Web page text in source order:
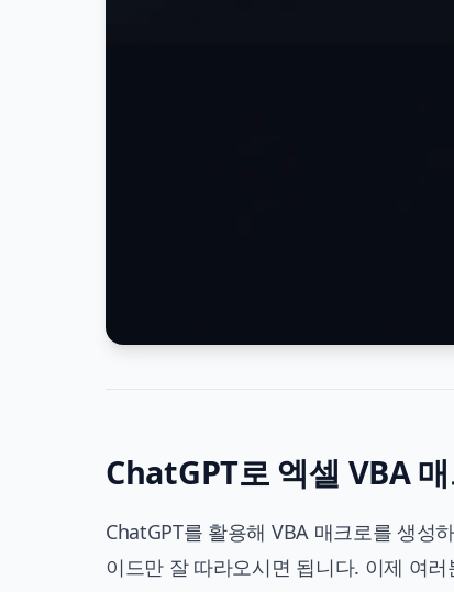
ChatGPT로 엑셀 VBA
ChatGPT를 활용해 VBA 매크로를 생성
이드만 잘 따라오시면 됩니다. 이제 여